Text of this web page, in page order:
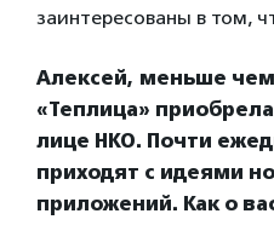
заинтересованы в том,
Алексей, меньше
«Теплица»
лице НКО. Почти
приходят с идеями
приложений. Как о